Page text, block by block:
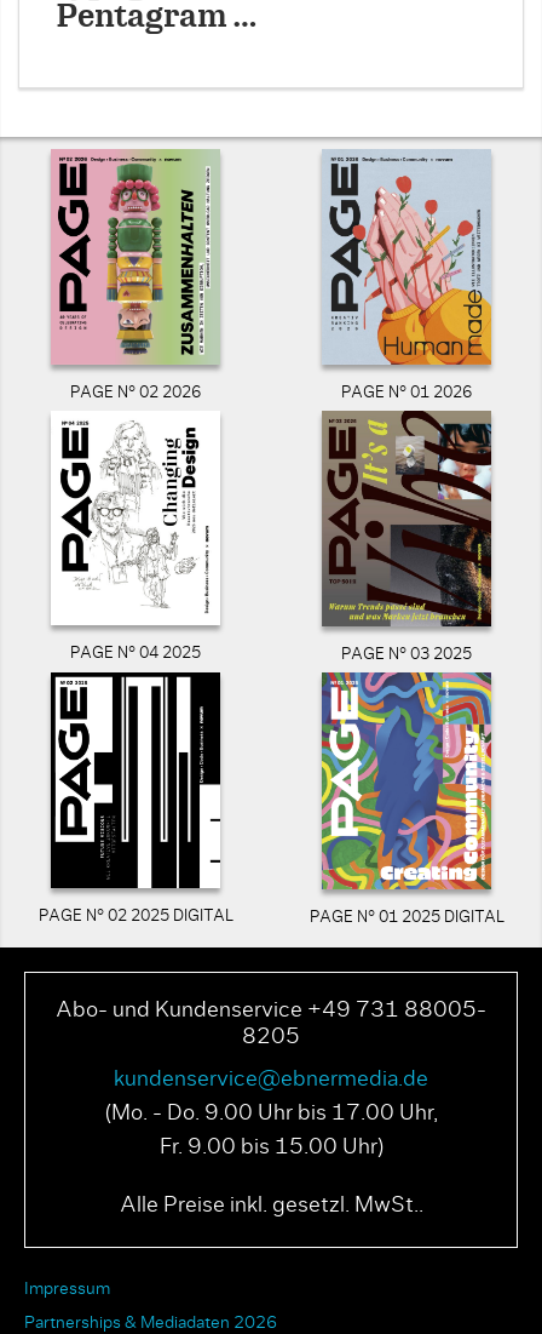
Pentagram …
PAGE N° 02 2026 PAGE N° 01 2026
PAGE N° 04 2025 PAGE N° 03 2025
PAGE N° 02 2025 DIGITAL PAGE N° 01 2025 DIGITAL
Abo- und Kundenservice +49 731 88005-
8205
kundenservice@ebnermedia.de
(Mo. - Do. 9.00 Uhr bis 17.00 Uhr,
Fr. 9.00 bis 15.00 Uhr)
Alle Preise inkl. gesetzl. MwSt..
Impressum
Partnerships & Mediadaten 2026